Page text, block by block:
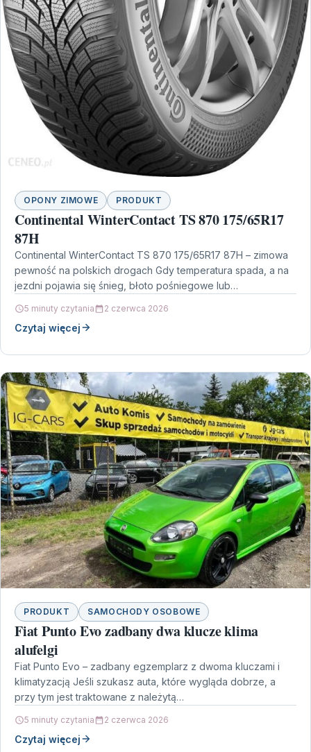
OPONY ZIMOWE PRODUKT
Continental WinterContact TS 870 175/65R17
87H
Continental WinterContact TS 870 175/65R17 87H – zimowa
pewność na polskich drogach Gdy temperatura spada, a na
jezdni pojawia się śnieg, błoto pośniegowe lub…
5 minuty czytania 2 czerwca 2026
Czytaj więcej
PRODUKT SAMOCHODY OSOBOWE
Fiat Punto Evo zadbany dwa klucze klima
alufelgi
Fiat Punto Evo – zadbany egzemplarz z dwoma kluczami i
klimatyzacją Jeśli szukasz auta, które wygląda dobrze, a
przy tym jest traktowane z należytą…
5 minuty czytania 2 czerwca 2026
Czytaj więcej